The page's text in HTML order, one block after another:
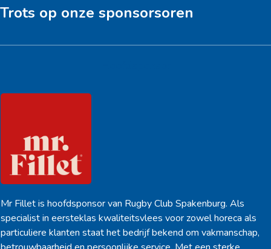
Trots op onze sponsorsoren
Mr Fillet is hoofdsponsor van Rugby Club Spakenburg. Als
specialist in eersteklas kwaliteitsvlees voor zowel horeca als
particuliere klanten staat het bedrijf bekend om vakmanschap,